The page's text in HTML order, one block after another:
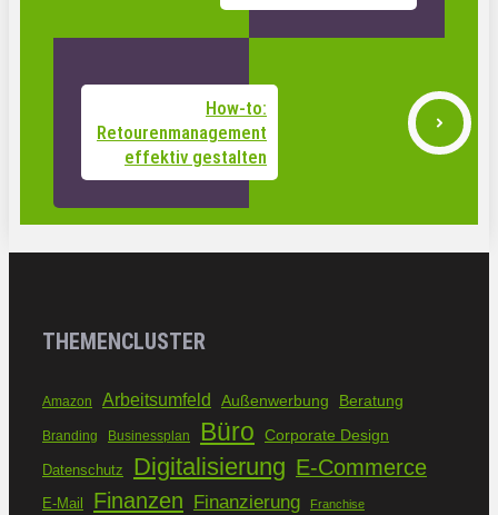
How-to:
Retourenmanagement
effektiv gestalten
THEMENCLUSTER
Amazon Arbeitsumfeld Außenwerbung Beratung
Branding Businessplan Büro Corporate Design
Datenschutz Digitalisierung E-Commerce
E-Mail Finanzen Finanzierung Franchise